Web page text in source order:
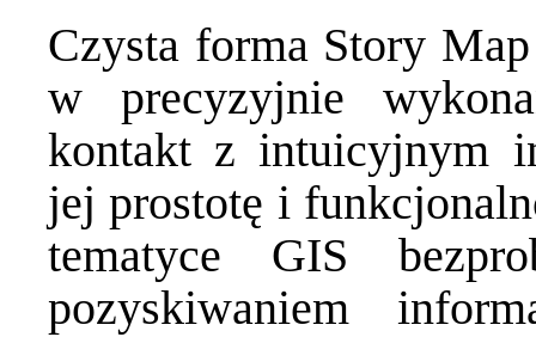
Czysta forma Story
w precyzyjnie
kontakt z intuicyjnym
jej prostotę i
tematyce GIS
pozyskiwaniem